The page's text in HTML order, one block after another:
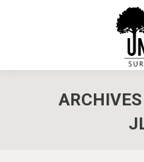
ARCHIVES